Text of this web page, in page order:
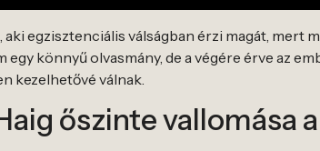
egzisztenciális válságban érzi magát, mert
könnyű olvasmány, de a végére érve az
kezelhetővé válnak.
őszinte vallomása